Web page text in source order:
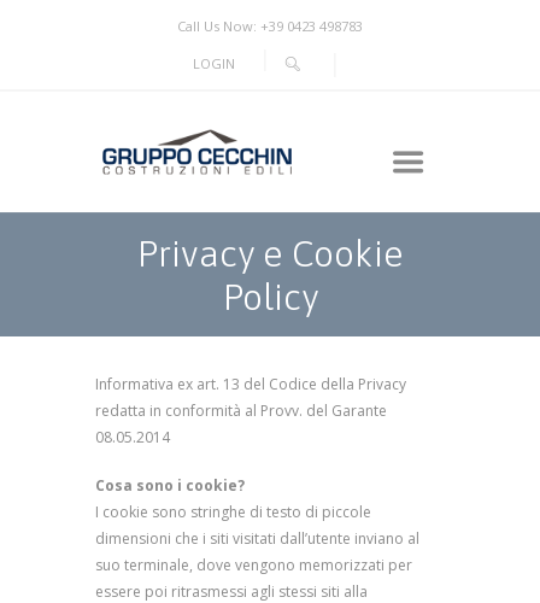
Call Us Now: +39 0423 498783
LOGIN
Privacy e Cookie
Policy
Informativa ex art. 13 del Codice della Privacy
redatta in conformità al Provv. del Garante
08.05.2014
Cosa sono i cookie?
I cookie sono stringhe di testo di piccole
dimensioni che i siti visitati dall’utente inviano al
suo terminale, dove vengono memorizzati per
essere poi ritrasmessi agli stessi siti alla